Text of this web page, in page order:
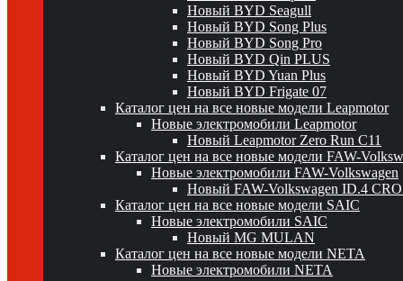
Новый BYD Seagull
Новый BYD Song Plus
Новый BYD Song Pro
Новый BYD Qin PLUS
Новый BYD Yuan Plus
Новый BYD Frigate 07
Каталог цен на все новые модели Leapmotor
Новые электромобили Leapmotor
Новый Leapmotor Zero Run C11
Каталог цен на все новые модели FAW-
Новые электромобили FAW-Volkswagen
Новый FAW-Volkswagen ID.4
Каталог цен на все новые модели SAIC
Новые электромобили SAIC
Новый MG MULAN
Каталог цен на все новые модели NETA
Новые электромобили NETA